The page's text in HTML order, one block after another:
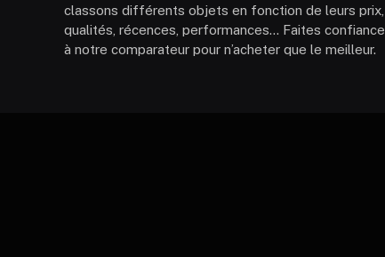
classons différents objets en fonction de leurs prix,
qualités, récences, performances… Faites confiance
à notre comparateur pour n’acheter que le meilleur.